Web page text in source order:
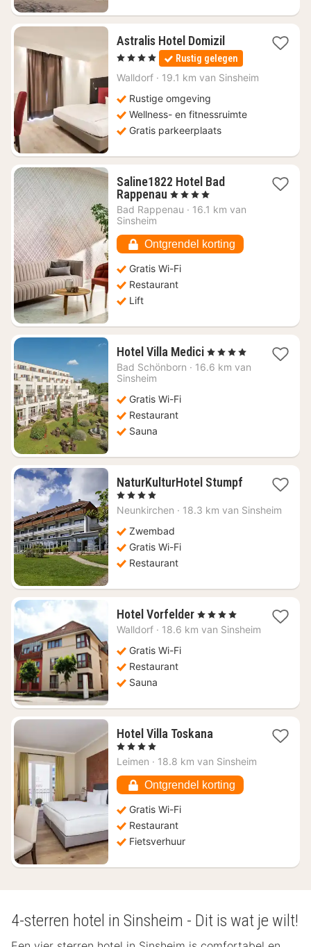
Astralis Hotel Domizil1
nacht
vanaf
€
, 4 Sterren Rustig gelegen
Walldorf · 19.1 km van Sinsheim
Rustige omgeving
Wellness- en fitnessruimte
Gratis parkeerplaats
Saline1822 Hotel Bad
Rappenau 1
nacht
171,83
, 4 Sterren
Bad Rappenau · 16.1 km van
Sinsheim
Ontgrendel korting
Gratis Wi-Fi
Restaurant
Lift
Hotel Villa Medici1
nacht
, 4 Sterren
Bad Schönborn · 16.6 km van
Sinsheim
Gratis Wi-Fi
Restaurant
Sauna
NaturKulturHotel Stumpf1
vanaf
, 4 Sterren
Neunkirchen · 18.3 km van Sinsheim
Zwembad
Gratis Wi-Fi
Restaurant
Hotel Vorfelder1
nacht
, 4 Sterren
Walldorf · 18.6 km van Sinsheim
Gratis Wi-Fi
Restaurant
Sauna
Hotel Villa Toskana1
vanaf
107,66
, 4 Sterren
Leimen · 18.8 km van Sinsheim
Ontgrendel korting
Gratis Wi-Fi
Restaurant
Fietsverhuur
4-sterren hotel in Sinsheim - Dit is wat je wilt!